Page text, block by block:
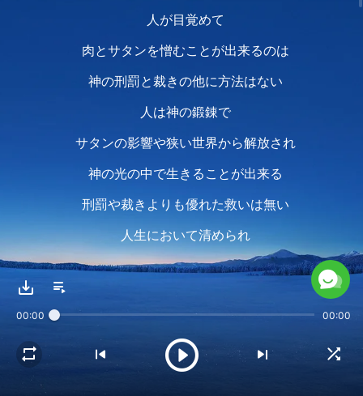
人が目覚めて
肉とサタンを憎むことが出来るのは
神の刑罰と裁きの他に方法はない
人は神の鍛錬で
サタンの影響や狭い世界から解放され
神の光の中で生きることが出来る
刑罰や裁きよりも優れた救いは無い
人生において清められ
性質の変化を実現することや
神の刑罰と裁きを受けいれる必要がある
00:00 00:00